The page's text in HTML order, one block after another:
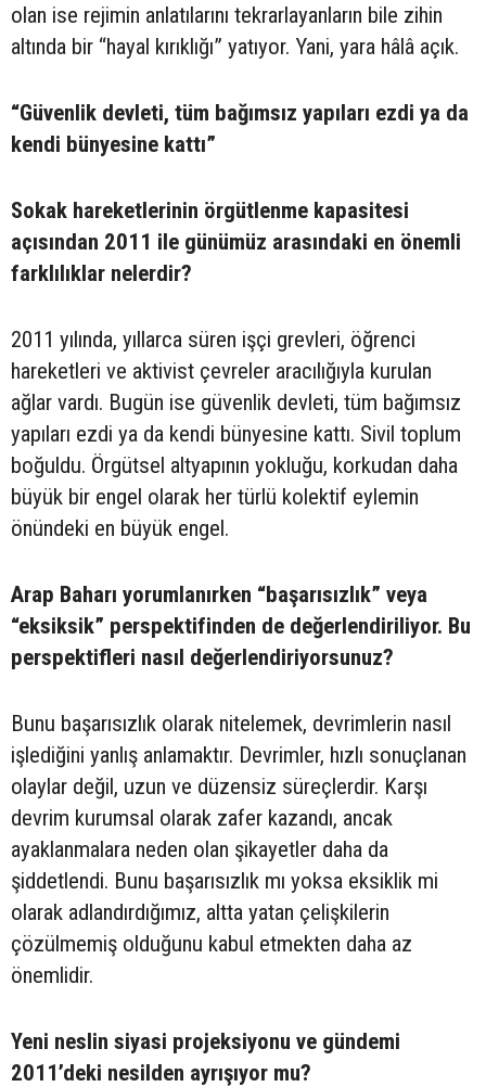
olan ise rejimin anlatılarını tekrarlayanların bile zihin
altında bir “hayal kırıklığı” yatıyor. Yani, yara hâlâ açık.
“Güvenlik devleti, tüm bağımsız yapıları ezdi ya da
kendi bünyesine kattı”
Sokak hareketlerinin örgütlenme kapasitesi
açısından 2011 ile günümüz arasındaki en önemli
farklılıklar nelerdir?
2011 yılında, yıllarca süren işçi grevleri, öğrenci
hareketleri ve aktivist çevreler aracılığıyla kurulan
ağlar vardı. Bugün ise güvenlik devleti, tüm bağımsız
yapıları ezdi ya da kendi bünyesine kattı. Sivil toplum
boğuldu. Örgütsel altyapının yokluğu, korkudan daha
büyük bir engel olarak her türlü kolektif eylemin
önündeki en büyük engel.
Arap Baharı yorumlanırken “başarısızlık” veya
“eksiksik” perspektifinden de değerlendiriliyor. Bu
perspektifleri nasıl değerlendiriyorsunuz?
Bunu başarısızlık olarak nitelemek, devrimlerin nasıl
işlediğini yanlış anlamaktır. Devrimler, hızlı sonuçlanan
olaylar değil, uzun ve düzensiz süreçlerdir. Karşı
devrim kurumsal olarak zafer kazandı, ancak
ayaklanmalara neden olan şikayetler daha da
şiddetlendi. Bunu başarısızlık mı yoksa eksiklik mi
olarak adlandırdığımız, altta yatan çelişkilerin
çözülmemiş olduğunu kabul etmekten daha az
önemlidir.
Yeni neslin siyasi projeksiyonu ve gündemi
2011’deki nesilden ayrışıyor mu?